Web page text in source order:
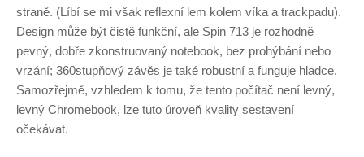
straně. (Líbí se mi však reflexní lem kolem víka a trackpadu).
Design může být čistě funkční, ale Spin 713 je rozhodně
pevný, dobře zkonstruovaný notebook, bez prohýbání nebo
vrzání; 360stupňový závěs je také robustní a funguje hladce.
Samozřejmě, vzhledem k tomu, že tento počítač není levný,
levný Chromebook, lze tuto úroveň kvality sestavení
očekávat.